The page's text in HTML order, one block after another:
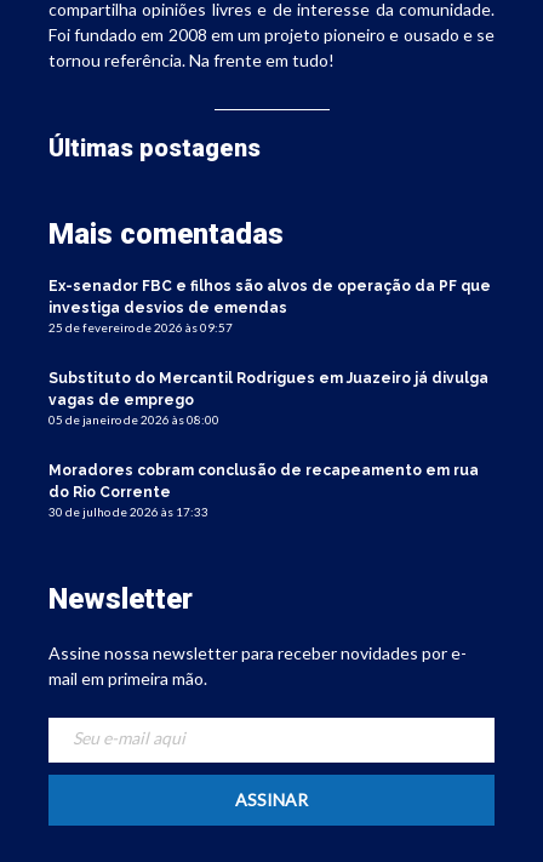
compartilha opiniões livres e de interesse da comunidade.
Foi fundado em 2008 em um projeto pioneiro e ousado e se
tornou referência. Na frente em tudo!
Últimas postagens
Mais comentadas
Ex-senador FBC e filhos são alvos de operação da PF que
investiga desvios de emendas
25 de fevereiro de 2026 às 09:57
Substituto do Mercantil Rodrigues em Juazeiro já divulga
vagas de emprego
05 de janeiro de 2026 às 08:00
Moradores cobram conclusão de recapeamento em rua
do Rio Corrente
30 de julho de 2026 às 17:33
Newsletter
Assine nossa newsletter para receber novidades por e-
mail em primeira mão.